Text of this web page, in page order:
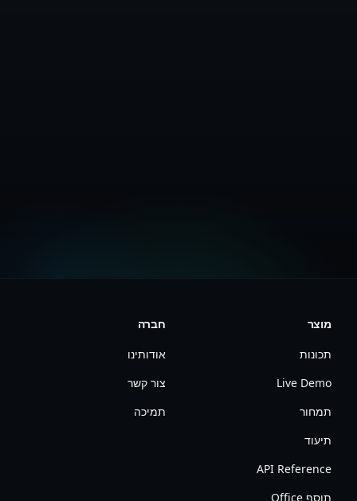
מוצר
תכונות
Live Demo
תמחור
תיעוד
API Reference
תוסף Office
חברה
אודותינו
צור קשר
תמיכה